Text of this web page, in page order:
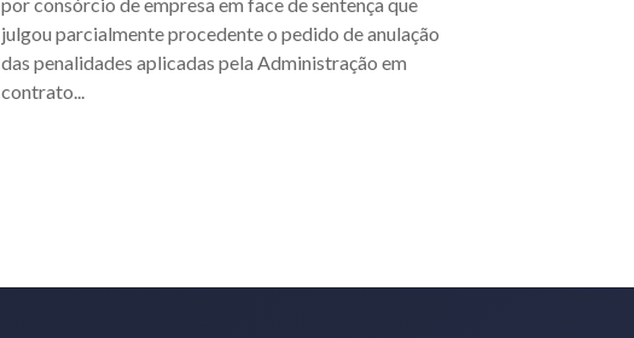
julgou parcialmente procedente o pedido de anulação
das penalidades aplicadas pela Administração em
contrato...